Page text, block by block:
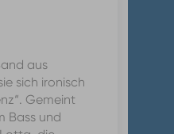
aus
sich ironisch
Gemeint
Bass und